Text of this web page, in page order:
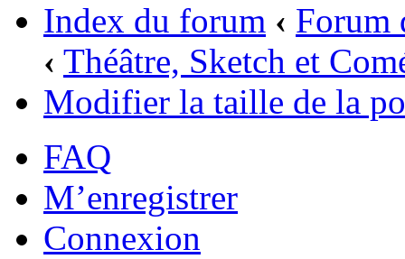
Index du forum ‹ Forum
‹ Théâtre, Sketch et
Modifier la taille de la
FAQ
M’enregistrer
Connexion